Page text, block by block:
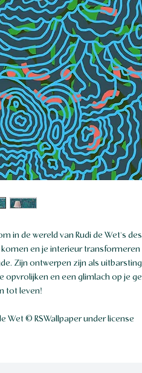
in de wereld van Rudi de Wet's
komen en je interieur
Zijn ontwerpen zijn als
opvrolijken en een glimlach op je
tot leven!
Wet © RSWallpaper under license